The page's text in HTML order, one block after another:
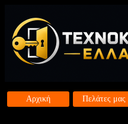
Αρχική Πελάτες μας